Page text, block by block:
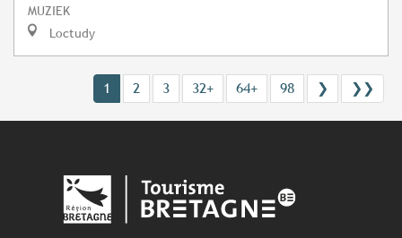
MUZIEK
Loctudy
1 2 3 32+ 64+ 98 ❯ ❯❯